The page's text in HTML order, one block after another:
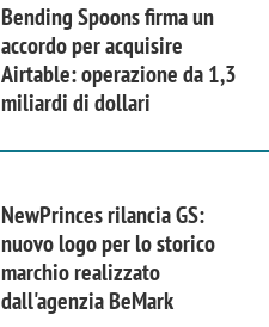
Bending Spoons firma un
accordo per acquisire
Airtable: operazione da 1,3
miliardi di dollari
NewPrinces rilancia GS:
nuovo logo per lo storico
marchio realizzato
dall'agenzia BeMark